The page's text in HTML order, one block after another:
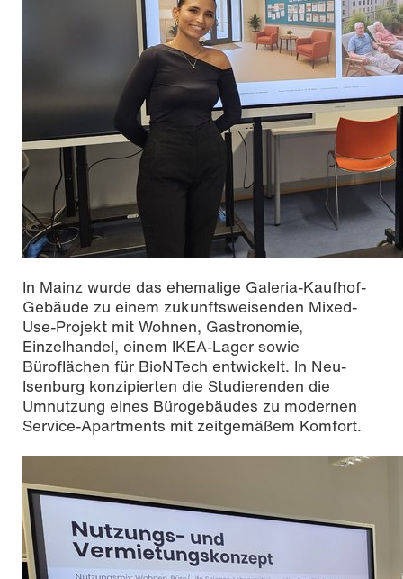
In Mainz wurde das ehemalige Galeria-Kaufhof-
Gebäude zu einem zukunftsweisenden Mixed-
Use-Projekt mit Wohnen, Gastronomie,
Einzelhandel, einem IKEA-Lager sowie
Büroflächen für BioNTech entwickelt. In Neu-
Isenburg konzipierten die Studierenden die
Umnutzung eines Bürogebäudes zu modernen
Service-Apartments mit zeitgemäßem Komfort.